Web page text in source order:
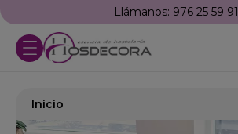
Llámanos: 976 25 59 91
Inicio